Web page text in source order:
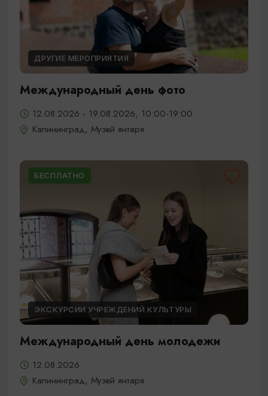
ДРУГИЕ МЕРОПРИЯТИЯ
Международный день фото
12.08.2026 - 19.08.2026, 10:00-19:00
Калининград, Музей янтаря
БЕСПЛАТНО
ЭКСКУРСИИ УЧРЕЖДЕНИЙ КУЛЬТУРЫ
Международный день молодежи
12.08.2026
Калининград, Музей янтаря